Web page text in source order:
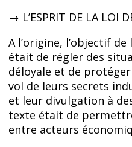
→ L’ESPRIT DE LA LOI
A l’origine, l’objectif
était de régler des
déloyale et de
vol de leurs secrets
et leur divulgation à
texte était de
entre acteurs